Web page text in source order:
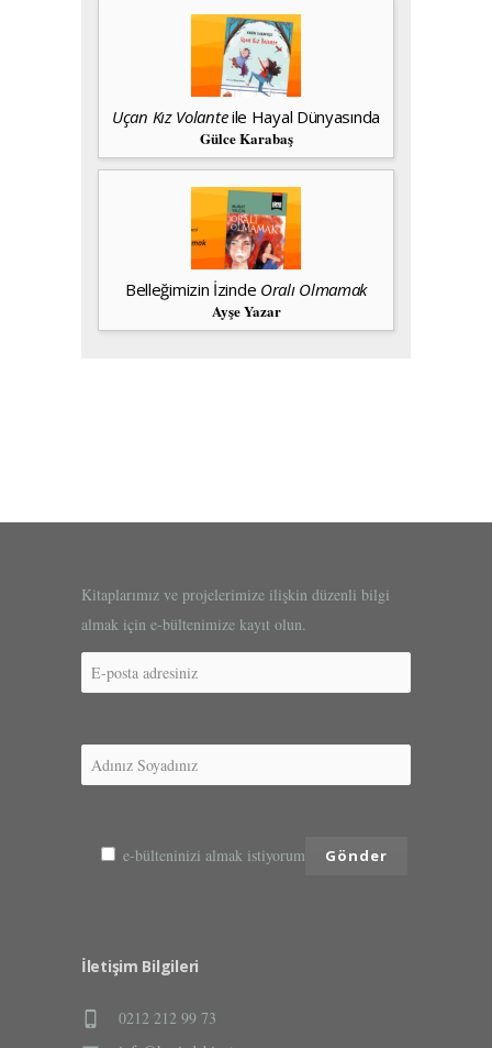
Uçan Kız Volanteile Hayal Dünyasında
Gülce Karabaş
Belleğimizin İzinde Oralı Olmamak
Ayşe Yazar
Kitaplarımız ve projelerimize ilişkin düzenli bilgi
almak için e-bültenimize kayıt olun.
e-bülteninizi almak istiyorum
İletişim Bilgileri
0212 212 99 73